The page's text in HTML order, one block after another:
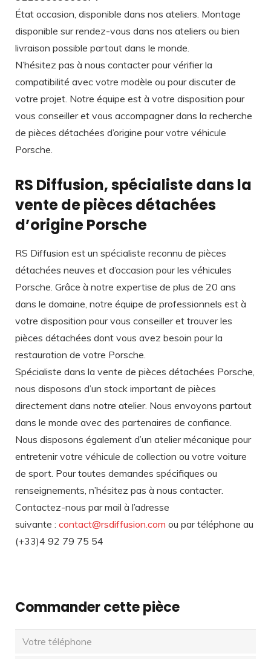
État occasion, disponible dans nos ateliers. Montage
disponible sur rendez-vous dans nos ateliers ou bien
livraison possible partout dans le monde.
N’hésitez pas à nous contacter pour vérifier la
compatibilité avec votre modèle ou pour discuter de
votre projet. Notre équipe est à votre disposition pour
vous conseiller et vous accompagner dans la recherche
de pièces détachées d’origine pour votre véhicule
Porsche.
RS Diffusion, spécialiste dans la
vente de pièces détachées
d’origine Porsche
RS Diffusion est un spécialiste reconnu de pièces
détachées neuves et d’occasion pour les véhicules
Porsche. Grâce à notre expertise de plus de 20 ans
dans le domaine, notre équipe de professionnels est à
votre disposition pour vous conseiller et trouver les
pièces détachées dont vous avez besoin pour la
restauration de votre Porsche.
Spécialiste dans la vente de pièces détachées Porsche,
nous disposons d’un stock important de pièces
directement dans notre atelier. Nous envoyons partout
dans le monde avec des partenaires de confiance.
Nous disposons également d’un atelier mécanique pour
entretenir votre véhicule de collection ou votre voiture
de sport. Pour toutes demandes spécifiques ou
renseignements, n’hésitez pas à nous contacter.
Contactez-nous par mail à l’adresse
suivante : contact@rsdiffusion.com ou par téléphone au
(+33)4 92 79 75 54
Commander cette pièce